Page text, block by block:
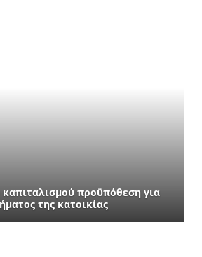
προϋπόθεση για
της κατοικίας